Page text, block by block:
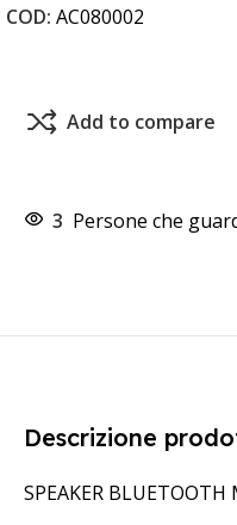
COD: AC080002
Add to compare
3 Persone che
Descrizione
SPEAKER BLUETOOTH